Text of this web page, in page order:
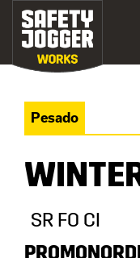
Pesado
SR FO CI
PROMONORDI